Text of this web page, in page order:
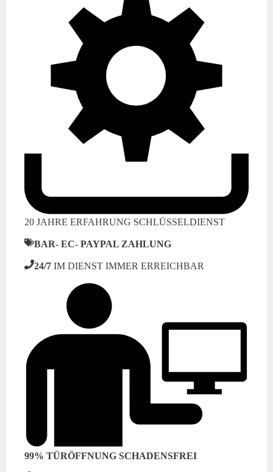
20 JAHRE ERFAHRUNG SCHLÜSSELDIENST
BAR- EC- PAYPAL ZAHLUNG
24/7 IM DIENST IMMER ERREICHBAR
99% TÜRÖFFNUNG SCHADENSFREI